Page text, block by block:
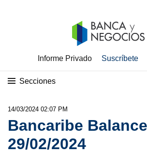
Informe Privado Suscríbete
Secciones
14/03/2024 02:07 PM
Bancaribe
29/02/2024